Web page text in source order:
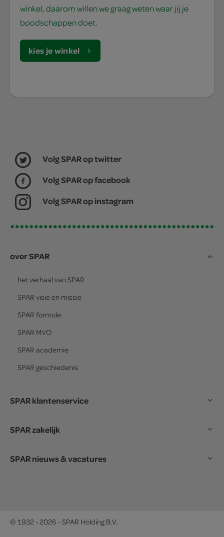
winkel, daarom willen we graag weten waar jij je
boodschappen doet.
kies je winkel
Volg SPAR op twitter
Volg SPAR op facebook
Volg SPAR op instagram
over SPAR
het verhaal van SPAR
SPAR visie en missie
SPAR formule
SPAR MVO
SPAR academie
SPAR geschiedenis
SPAR klantenservice
SPAR zakelijk
SPAR nieuws & vacatures
© 1932 - 2026 - SPAR Holding B.V.